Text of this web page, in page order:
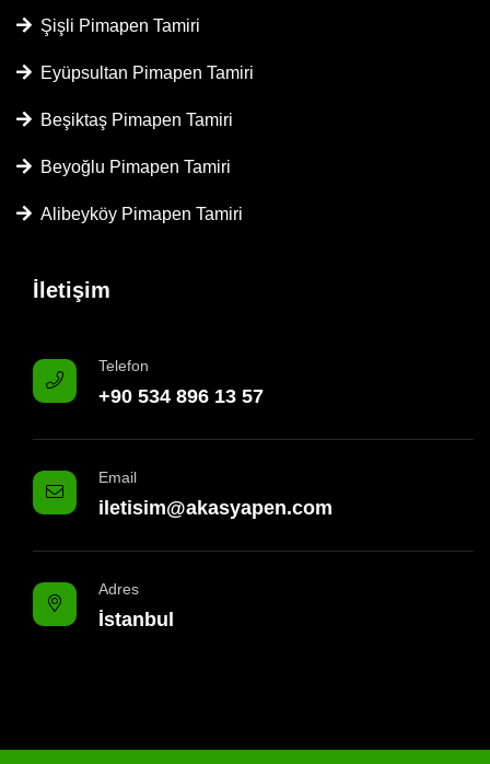
Şişli Pimapen Tamiri
Eyüpsultan Pimapen Tamiri
Beşiktaş Pimapen Tamiri
Beyoğlu Pimapen Tamiri
Alibeyköy Pimapen Tamiri
İletişim
Telefon
+90 534 896 13 57
Email
iletisim@akasyapen.com
Adres
İstanbul